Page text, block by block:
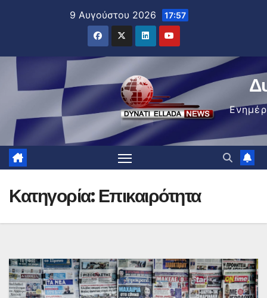
9 Αυγούστου 2026 17:57
Κατηγορία: Επικαιρότητα